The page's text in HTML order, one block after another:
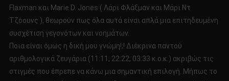
Flaxman και Marie D. Jones ( Λάρι Φλάξμαν και Μάρι Ντ
Τζόουνς ), θεωρούν πως όλα αυτά είναι απλά μια επιτηδευμένη
συσχέτιση γεγονότων και νοημάτων.
Ποια είναι όμως η δική μου γνώμη!;! Διέκρινα παντού
αριθμολογικά ζευγάρια (11:11, 22:22, 03:33 κ.ο.κ.) ακριβώς τις
στιγμές που έπρεπε να κάνω μια σημαντική επιλογή. Μήπως το